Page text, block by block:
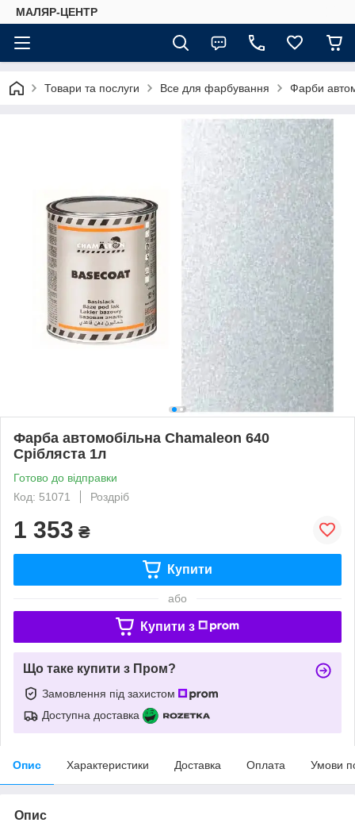
МАЛЯР-ЦЕНТР
Товари та послуги Все для фарбування Фарби
Фарба автомобільна Chamaleon 640
Срібляста 1л
Готово до відправки
Код: 51071
Роздріб
1 353 ₴
Купити
або
Купити з
Що таке купити з Пром?
Замовлення під захистом
Доступна доставка
Опис Характеристики Доставка Оплата Умови
Опис